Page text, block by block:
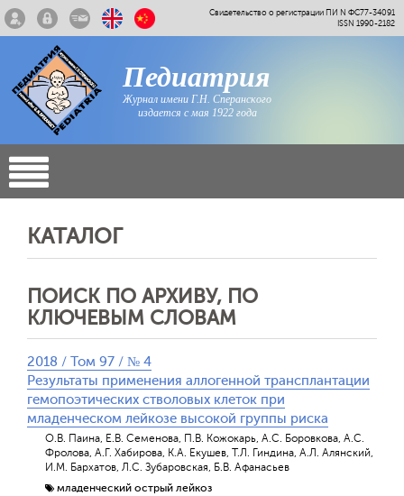
Свидетельство о регистрации ПИ N ФС77-34091
ISSN 1990-2182
Педиатрия
Журнал имени Г.Н. Сперанского
издается с мая 1922 года
КАТАЛОГ
ПОИСК ПО АРХИВУ, ПО
КЛЮЧЕВЫМ СЛОВАМ
2018 / Том 97 / № 4
Результаты применения аллогенной трансплантации
гемопоэтических стволовых клеток при
младенческом лейкозе высокой группы риска
О.В. Паина, Е.В. Семенова, П.В. Кожокарь, А.С. Боровкова, А.С.
Фролова, А.Г. Хабирова, К.А. Екушев, Т.Л. Гиндина, А.Л. Алянский,
И.М. Бархатов, Л.С. Зубаровская, Б.В. Афанасьев
младенческий острый лейкоз